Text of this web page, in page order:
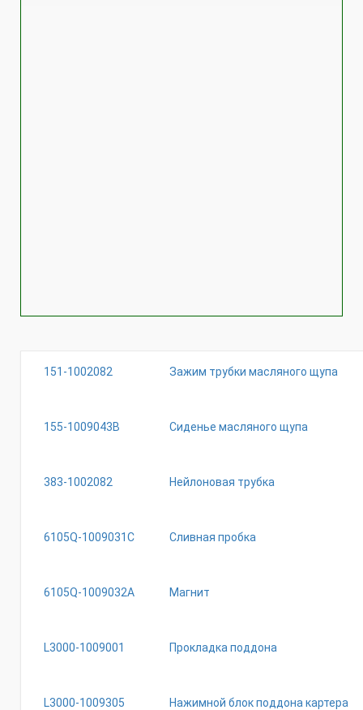
151-1002082 Зажим трубки масляного щупа
155-1009043B Сиденье масляного щупа
383-1002082 Нейлоновая трубка
6105Q-1009031C Сливная пробка
6105Q-1009032A Магнит
L3000-1009001 Прокладка поддона
L3000-1009305 Нажимной блок поддона картера